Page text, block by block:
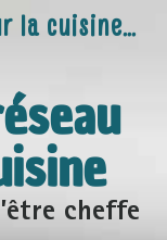
la cuisine…
cheffe